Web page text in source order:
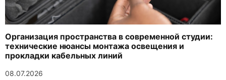
Организация пространства в современной студии:
технические нюансы монтажа освещения и
прокладки кабельных линий
08.07.2026